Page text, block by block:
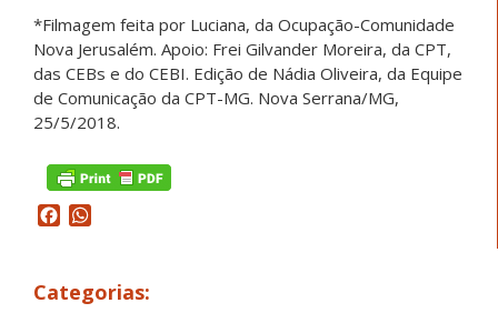
*Filmagem feita por Luciana, da Ocupação-Comunidade
Nova Jerusalém. Apoio: Frei Gilvander Moreira, da CPT,
das CEBs e do CEBI. Edição de Nádia Oliveira, da Equipe
de Comunicação da CPT-MG. Nova Serrana/MG,
25/5/2018.
Facebook
Categorias: